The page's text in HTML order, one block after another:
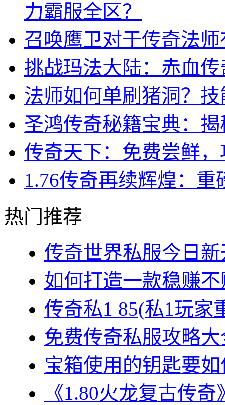
力霸服全区？
召唤鹰卫对于传奇法
挑战玛法大陆：赤血
法师如何单刷猪洞？
圣鸿传奇秘籍宝典：
传奇天下：免费尝鲜
1.76传奇再续辉煌：重
热门推荐
传奇世界私服今日
如何打造一款稳赚
传奇私1 85(私1玩家
免费传奇私服攻略
宝箱使用的钥匙要
《1.80火龙复古传